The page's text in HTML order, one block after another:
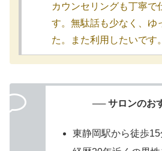
カウンセリングも丁寧で
す。無駄話も少なく、ゆ
た。また利用したいです
── サロンのお
東静岡駅から徒歩15